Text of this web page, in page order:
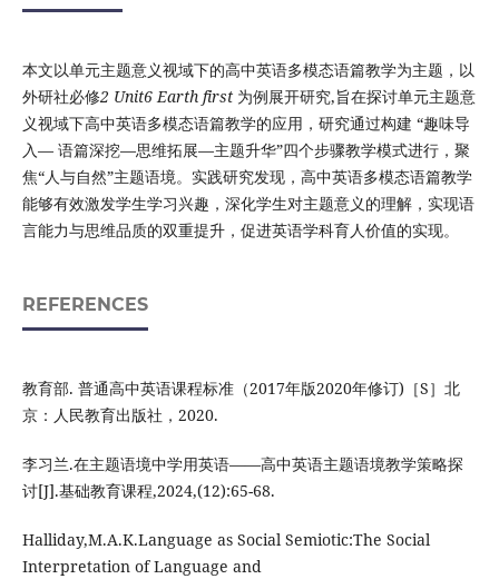
本文以单元主题意义视域下的高中英语多模态语篇教学为主题，以
外研社必修2 Unit6 Earth first 为例展开研究,旨在探讨单元主题意
义视域下高中英语多模态语篇教学的应用，研究通过构建 “趣味导
入— 语篇深挖—思维拓展—主题升华”四个步骤教学模式进行，聚
焦“人与自然”主题语境。实践研究发现，高中英语多模态语篇教学
能够有效激发学生学习兴趣，深化学生对主题意义的理解，实现语
言能力与思维品质的双重提升，促进英语学科育人价值的实现。
REFERENCES
教育部. 普通高中英语课程标准（2017年版2020年修订)［S］北
京：人民教育出版社，2020.
李习兰.在主题语境中学用英语——高中英语主题语境教学策略探
讨[J].基础教育课程,2024,(12):65-68.
Halliday,M.A.K.Language as Social Semiotic:The Social
Interpretation of Language and